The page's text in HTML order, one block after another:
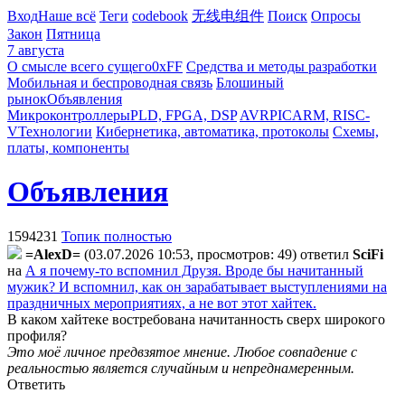
ВходНаше всё Теги codebook 无线电组件 Поиск Опросы
Закон Пятница
7 августа
О смысле всего сущего0xFF Средства и методы разработки
Мобильная и беспроводная связь Блошиный
рынокОбъявления
МикроконтроллерыPLD, FPGA, DSP AVRPICARM, RISC-
VТехнологии Кибернетика, автоматика, протоколы Схемы,
платы, компоненты
Объявления
1594231 Топик полностью
=AlexD= (03.07.2026 10:53, просмотров: 49) ответил SciFi
на А я почему-то вспомнил Друзя. Вроде бы начитанный
мужик? И вспомнил, как он зарабатывает выступлениями на
праздничных мероприятиях, а не вот этот хайтек.
В каком хайтеке востребована начитанность сверх широкого
профиля?
Это моё личное предвзятое мнение. Любое совпадение с
реальностью является случайным и непреднамеренным.
Ответить